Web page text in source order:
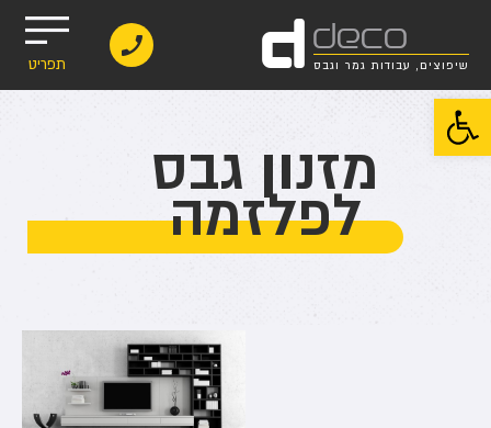
פתח סרגל נגישות
deco
d שיפוצים, עבודות גמר וגבס תפריט
מזנון גבס
לפלזמה